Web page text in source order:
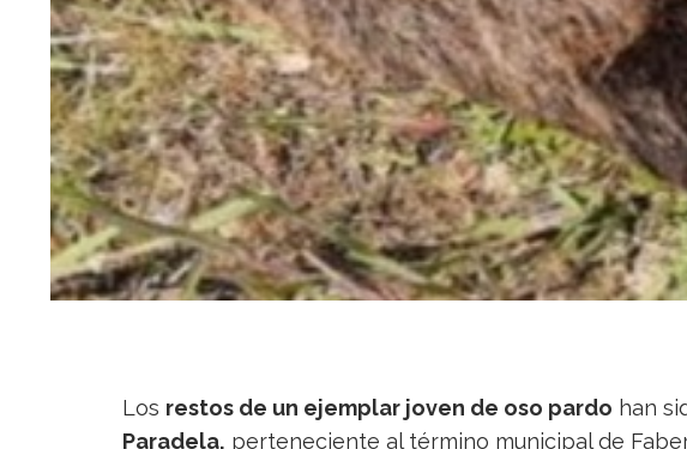
Los restos de un ejemplar joven de oso pardo han
Paradela, perteneciente al término municipal de